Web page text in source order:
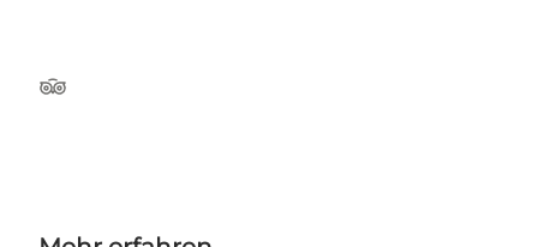
TripAdvisor